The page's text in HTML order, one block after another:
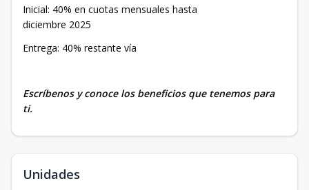
Inicial: 40% en cuotas mensuales hasta
diciembre 2025
Entrega: 40% restante vía
Escríbenos y conoce los beneficios que tenemos para
ti.
Unidades